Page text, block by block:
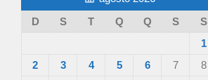
D
S T Q Q S
S
1
2
3 4 5 6 7
8